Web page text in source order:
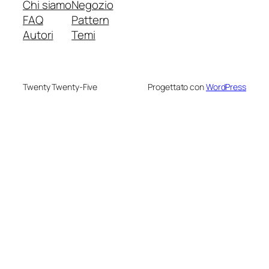
Chi siamo
FAQ
Autori
Negozio
Pattern
Temi
Twenty Twenty-Five Progettato conWordPress